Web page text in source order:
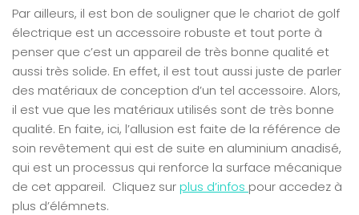
Par ailleurs, il est bon de souligner que le chariot de golf
électrique est un accessoire robuste et tout porte à
penser que c’est un appareil de très bonne qualité et
aussi très solide. En effet, il est tout aussi juste de parler
des matériaux de conception d’un tel accessoire. Alors,
il est vue que les matériaux utilisés sont de très bonne
qualité. En faite, ici, l’allusion est faite de la référence de
soin revêtement qui est de suite en aluminium anadisé,
qui est un processus qui renforce la surface mécanique
de cet appareil. Cliquez surplus d’infos pour accedez à
plus d’élémnets.